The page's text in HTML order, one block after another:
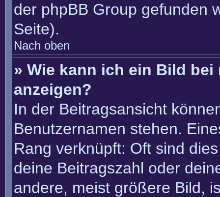
der phpBB Group gefunden
Seite).
Nach oben
» Wie kann ich ein Bild bei
anzeigen?
In der Beitragsansicht
Benutzernamen stehen.
Rang verknüpft: Oft sind
deine Beitragszahl oder
andere, meist größere Bild,